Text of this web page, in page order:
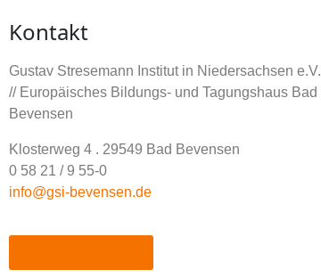
Kontakt
Gustav Stresemann Institut in Niedersachsen e.V.
// Europäisches Bildungs- und Tagungshaus Bad
Bevensen
Klosterweg 4 . 29549 Bad Bevensen
0 58 21 / 9 55-0
info@gsi-bevensen.de